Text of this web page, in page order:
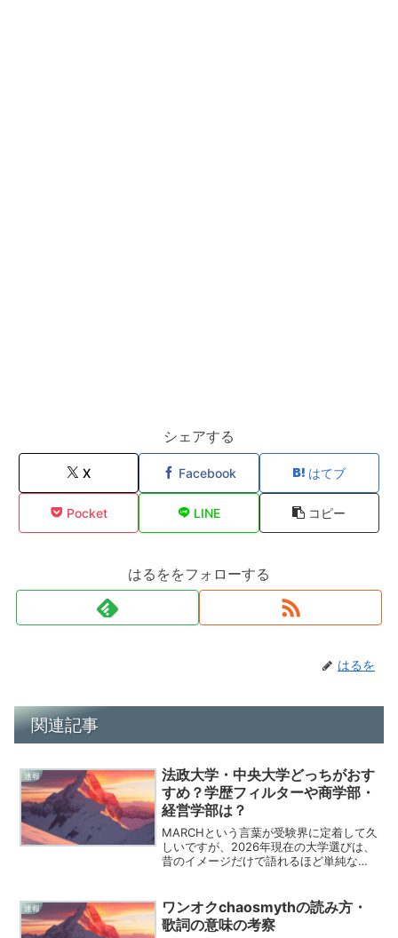
シェアする
X Facebook はてブ
Pocket LINE コピー
はるををフォローする
はるを
関連記事
速報
法政大学・中央大学どっちがおす
すめ？学歴フィルターや商学部・
経営学部は？
MARCHという言葉が受験界に定着して久
しいですが、2026年現在の大学選びは、
昔のイメージだけで語れるほど単純なも
く受験生の皆さんの姿を、私はこれまで
数多く目にしてき...
速報
ワンオクchaosmythの読み方・
歌詞の意味の考察